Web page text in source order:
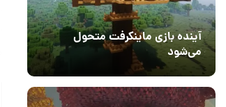
آینده بازی ماینکرفت متحول
می‌شود